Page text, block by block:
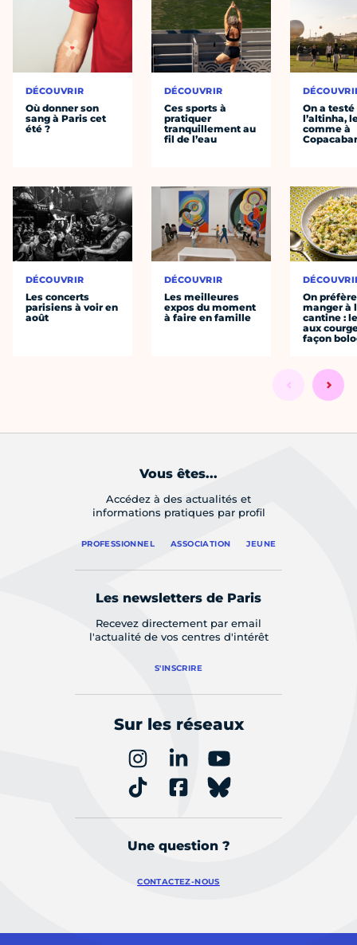
DÉCOUVRIR
Où donner son
sang à Paris cet
été ?
DÉCOUVRIR
Les concerts
parisiens à voir en
août
DÉCOUVRIR
Ces sports à
pratiquer
tranquillement au
fil de l’eau
DÉCOUVRIR
Les meilleures
expos du moment
à faire en famille
On a testé
l’altinha,
comme à
On préfère
manger à
cantine :
aux
façon
Vous êtes...
Accédez à des actualités et
informations pratiques par profil
PROFESSIONNEL ASSOCIATION JEUNE
Les newsletters de Paris
Recevez directement par email
l'actualité de vos centres d'intérêt
S'INSCRIRE
Sur les réseaux
Une question ?
CONTACTEZ-NOUS